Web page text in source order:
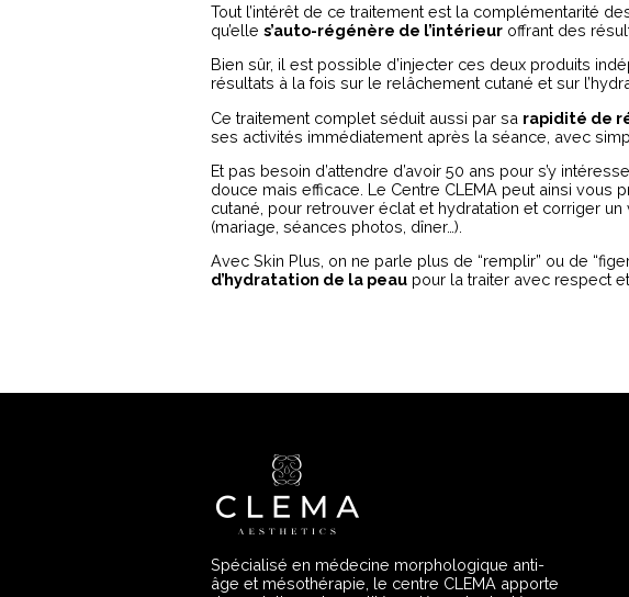
Tout l’intérêt de ce traitement est la complémentarité
qu’elle s’auto-régénère de l’intérieur offrant des
Bien sûr, il est possible d’injecter ces deux produits
résultats à la fois sur le relâchement cutané et sur
Ce traitement complet séduit aussi par sa rapidité de
ses activités immédiatement après la séance, avec
Et pas besoin d’attendre d’avoir 50 ans pour s’y
douce mais efficace. Le Centre CLEMA peut ainsi
cutané, pour retrouver éclat et hydratation et corriger
(mariage, séances photos, dîner…).
Avec Skin Plus, on ne parle plus de “remplir” ou de
d’hydratation de la peau pour la traiter avec respect
Spécialisé en médecine morphologique anti-
âge et mésothérapie, le centre CLEMA apporte